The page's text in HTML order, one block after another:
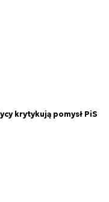
krytykują pomysł PiS